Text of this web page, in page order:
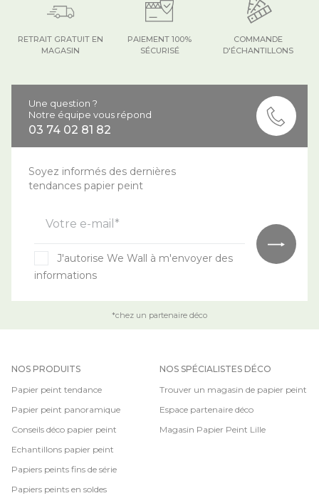
COMMANDE
D'ÉCHANTILLONS
PAIEMENT 100%
SÉCURISÉ
RETRAIT GRATUIT EN
MAGASIN
Une question ?
Notre équipe vous répond
03 74 02 81 82
Soyez informés des dernières
tendances papier peint
Votre e-mail*
J'autorise We Wall à m'envoyer des
informations
*chez un partenaire déco
NOS PRODUITS
Papier peint tendance
Papier peint panoramique
Conseils déco papier peint
Echantillons papier peint
Papiers peints fins de série
Papiers peints en soldes
NOS SPÉCIALISTES DÉCO
Trouver un magasin de papier peint
Espace partenaire déco
Magasin Papier Peint Lille